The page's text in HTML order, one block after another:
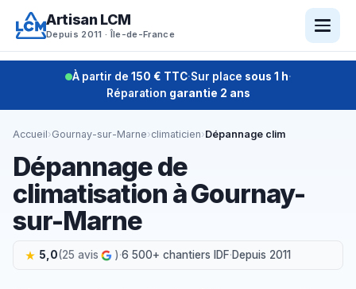
contenu
Artisan LCM
Depuis 2011 · Île-de-France
À partir de 150 € TTC·Sur place sous 1 h·
Réparation garantie 2 ans
Accueil›Gournay-sur-Marne›climaticien›Dépannage clim
Dépannage de
climatisation à Gournay-
sur-Marne
5,0(25 avis )·6 500+ chantiers IDF·Depuis 2011